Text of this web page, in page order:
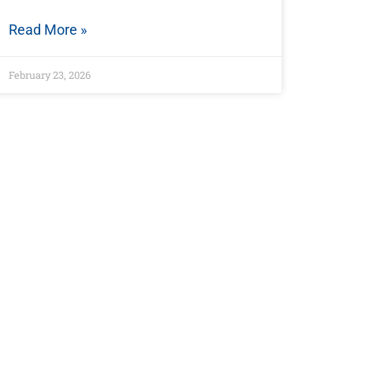
Read More »
February 23, 2026